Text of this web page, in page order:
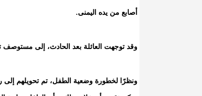
أصابع من يده اليمنى.
وقد توجهت العائلة بعد الحادث، إلى